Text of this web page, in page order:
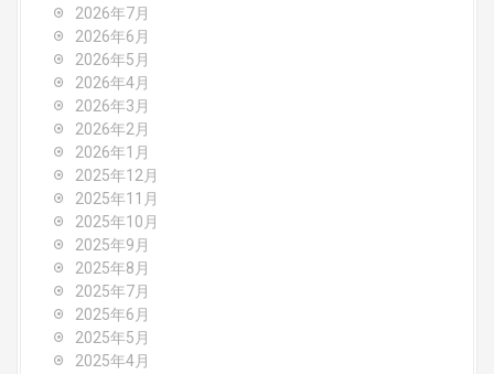
2026年7月
2026年6月
2026年5月
2026年4月
2026年3月
2026年2月
2026年1月
2025年12月
2025年11月
2025年10月
2025年9月
2025年8月
2025年7月
2025年6月
2025年5月
2025年4月